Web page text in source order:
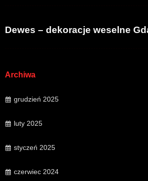
Dewes – dekoracje weselne
Archiwa
grudzień 2025
luty 2025
styczeń 2025
czerwiec 2024